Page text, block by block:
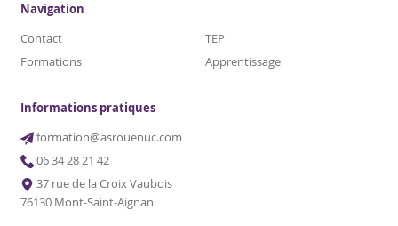
Navigation
Contact
Formations
TEP
Apprentissage
Informations pratiques
formation@asrouenuc.com
06 34 28 21 42
37 rue de la Croix Vaubois
76130 Mont-Saint-Aignan